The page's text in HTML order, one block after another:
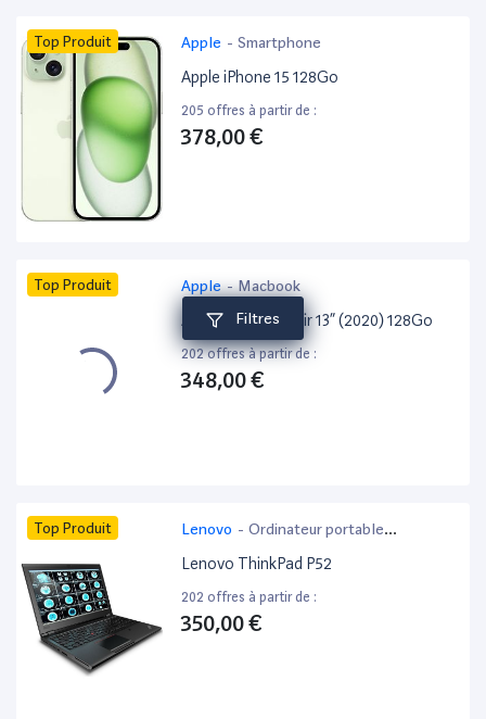
Filtres
Top Produit Apple - Smartphone
Apple iPhone 15 128Go
205 offres à partir de :
378,00 €
Top Produit Apple- Macbook
Apple MacBook Air 13” (2020) 128Go
202 offres à partir de :
348,00 €
Top Produit Lenovo - Ordinateur portable
bureautique
Lenovo ThinkPad P52
202 offres à partir de :
350,00 €